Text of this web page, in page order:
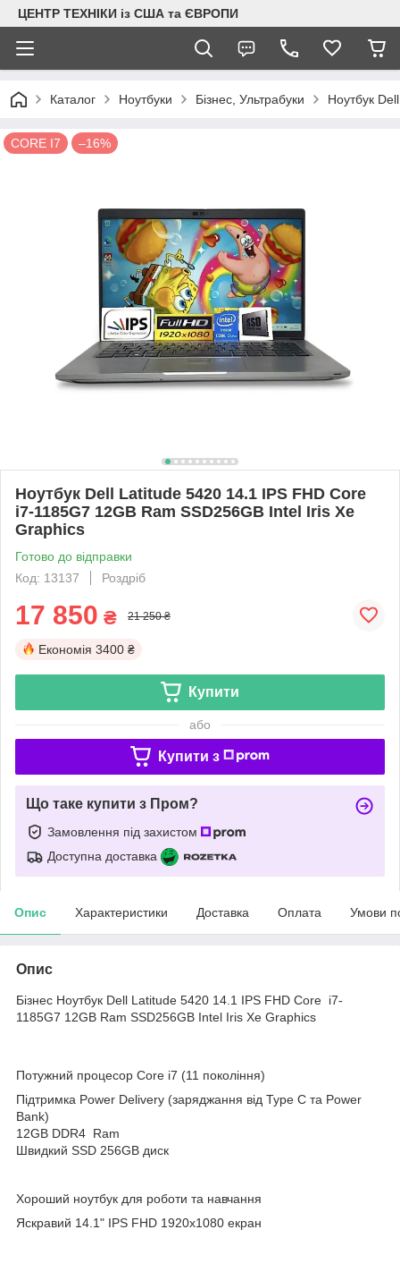
ЦЕНТР ТЕХНІКИ із США та ЄВРОПИ
Каталог Ноутбуки Бізнес, Ультрабуки Ноутбук
CORE I7 –16%
Ноутбук Dell Latitude 5420 14.1 IPS FHD Core
i7-1185G7 12GB Ram SSD256GB Intel Iris Xe
Graphics
Готово до відправки
Код: 13137
Роздріб
17 850 ₴ 21 250 ₴
Економія 3400 ₴
Купити
або
Купити з
Що таке купити з Пром?
Замовлення під захистом
Доступна доставка
Опис Характеристики Доставка Оплата Умови
Опис
Бізнес Ноутбук Dell Latitude 5420 14.1 IPS FHD Core i7-
1185G7 12GB Ram SSD256GB Intel Iris Xe Graphics
Потужний процесор Core i7 (11 покоління)
Підтримка Power Delivery (заряджання від Type C та Power
Bank)
12GB DDR4 Ram
Швидкий SSD 256GB диск
Хороший ноутбук для роботи та навчання
Яскравий 14.1" IPS FHD 1920x1080 екран